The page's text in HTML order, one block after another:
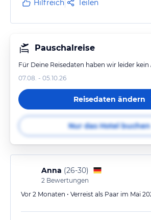
super nett war und alle unsere
Hilfreich Teilen
Pauschalreise
Für Deine Reisedaten haben wir leider
07.08. - 05.10.26
Reisedaten ändern
Nur das Hotel buchen
Anna (26-30)
2 Bewertungen
Vor 2 Monaten • Verreist als Paar im Mai